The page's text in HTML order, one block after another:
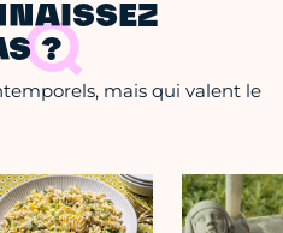
?
mais qui valent le